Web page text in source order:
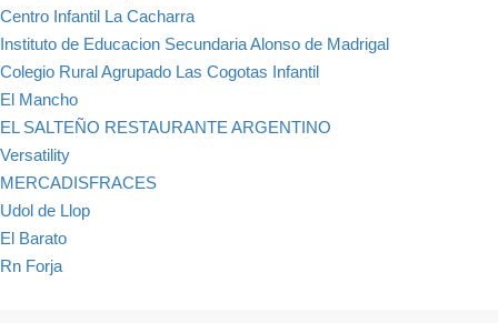
Centro Infantil La Cacharra
Instituto de Educacion Secundaria Alonso de Madrigal
Colegio Rural Agrupado Las Cogotas Infantil
El Mancho
EL SALTEÑO RESTAURANTE ARGENTINO
Versatility
MERCADISFRACES
Udol de Llop
El Barato
Rn Forja